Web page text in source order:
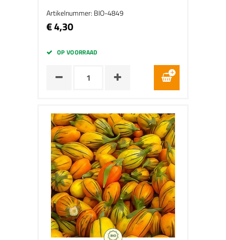
Artikelnummer: BIO-4849
€ 4,30
OP VOORRAAD